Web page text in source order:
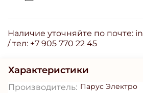
Наличие уточняйте по почте:
/ тел: +7 905 770 22 45
Характеристики
Производитель: Парус Электро